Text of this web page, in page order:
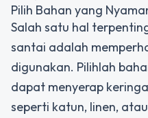
Pilih Bahan yang
Salah satu hal
santai adalah
digunakan. Pilihlah
dapat menyerap
seperti katun, linen,